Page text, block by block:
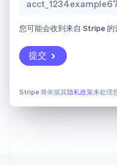
您可能会收到来自 Stripe 的
提交
Stripe 将依据其隐私政策来处理
列支敦士登
卢森堡
罗马尼亚
English
English